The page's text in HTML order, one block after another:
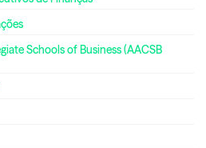
Schools of Business (AACSB